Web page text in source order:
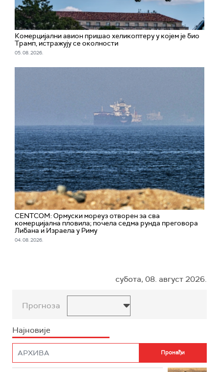
Комерцијални авион пришао хеликоптеру у којем је био
Трамп, истражују се околности
05. 08. 2026.
CENTCOM: Ормуски мореуз отворен за сва
комерцијална пловила; почела седма рунда преговора
Либана и Израела у Риму
04. 08. 2026.
субота, 08. август 2026.
Прогноза
Најновије